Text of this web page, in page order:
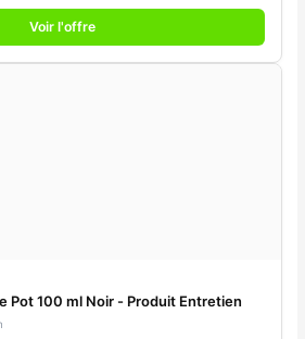
Voir l'offre
Cirage Pot 100 ml Noir - Produit Entretien